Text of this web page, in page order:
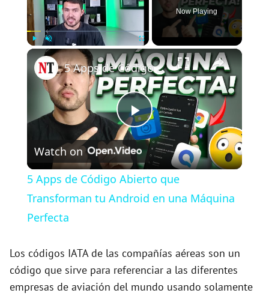
Unmute Fullscreen
Now Playing
×
P
l
a
V
5 Apps de Código Abierto que Transforman tu Android en una Máquina Perfecta
Watch on
5 Apps de Código Abierto que
Transforman tu Android en una Máquina
Perfecta
Los códigos IATA de las compañías aéreas son un
código que sirve para referenciar a las diferentes
empresas de aviación del mundo usando solamente